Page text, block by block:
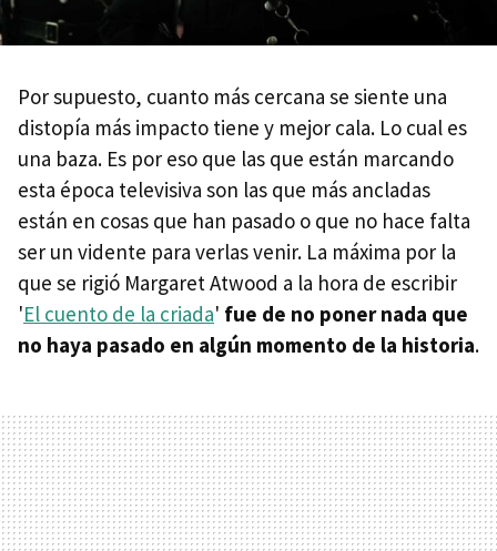
Por supuesto, cuanto más cercana se siente una
distopía más impacto tiene y mejor cala. Lo cual es
una baza. Es por eso que las que están marcando
esta época televisiva son las que más ancladas
están en cosas que han pasado o que no hace falta
ser un vidente para verlas venir. La máxima por la
que se rigió Margaret Atwood a la hora de escribir
'El cuento de la criada' fue de no poner nada que
no haya pasado en algún momento de la historia.